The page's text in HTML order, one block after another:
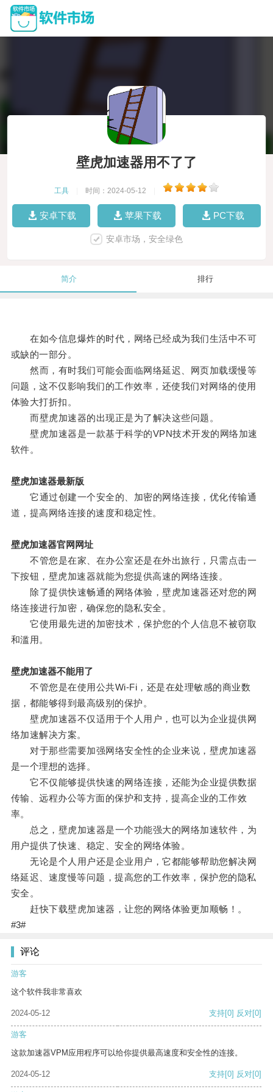
壁虎加速器用不了了
工具 时间：2024-05-12
安卓下载 苹果下载 PC下载
安卓市场，安全绿色
简介 排行
在如今信息爆炸的时代，网络已经成为我们生活中不可
或缺的一部分。
然而，有时我们可能会面临网络延迟、网页加载缓慢等
问题，这不仅影响我们的工作效率，还使我们对网络的使用
体验大打折扣。
而壁虎加速器的出现正是为了解决这些问题。
壁虎加速器是一款基于科学的VPN技术开发的网络加速
软件。
壁虎加速器最新版
它通过创建一个安全的、加密的网络连接，优化传输通
道，提高网络连接的速度和稳定性。
壁虎加速器官网网址
不管您是在家、在办公室还是在外出旅行，只需点击一
下按钮，壁虎加速器就能为您提供高速的网络连接。
除了提供快速畅通的网络体验，壁虎加速器还对您的网
络连接进行加密，确保您的隐私安全。
它使用最先进的加密技术，保护您的个人信息不被窃取
和滥用。
壁虎加速器不能用了
不管您是在使用公共Wi-Fi，还是在处理敏感的商业数
据，都能够得到最高级别的保护。
壁虎加速器不仅适用于个人用户，也可以为企业提供网
络加速解决方案。
对于那些需要加强网络安全性的企业来说，壁虎加速器
是一个理想的选择。
它不仅能够提供快速的网络连接，还能为企业提供数据
传输、远程办公等方面的保护和支持，提高企业的工作效
率。
总之，壁虎加速器是一个功能强大的网络加速软件，为
用户提供了快速、稳定、安全的网络体验。
无论是个人用户还是企业用户，它都能够帮助您解决网
络延迟、速度慢等问题，提高您的工作效率，保护您的隐私
安全。
赶快下载壁虎加速器，让您的网络体验更加顺畅！。
#3#
评论
游客
这个软件我非常喜欢
2024-05-12 支持[0] 反对[0]
游客
这款加速器VPM应用程序可以给你提供最高速度和安全性的连接。
2024-05-12 支持[0] 反对[0]